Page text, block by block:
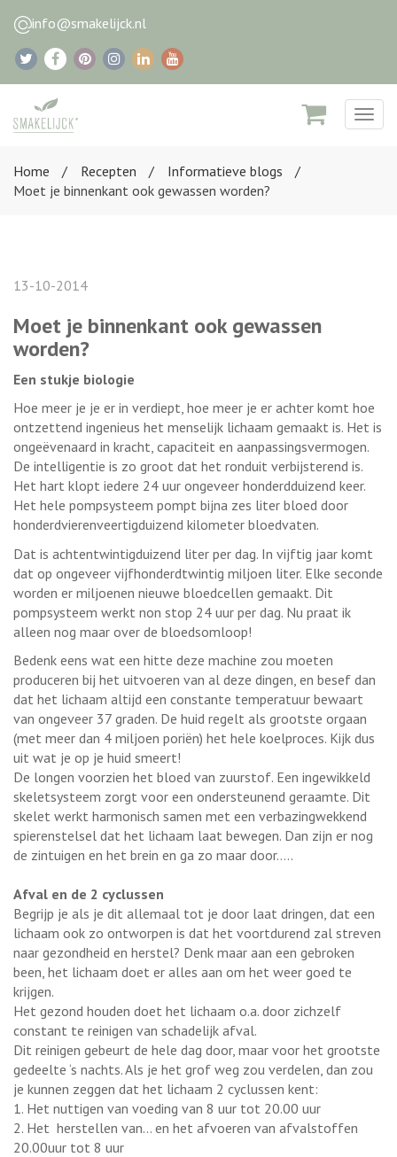
info@smakelijck.nl
Home
Recepten
Informatieve blogs
Moet je binnenkant ook gewassen worden?
13-10-2014
Moet je binnenkant ook gewassen
worden?
Een stukje biologie
Hoe meer je je er in verdiept, hoe meer je er achter komt hoe
ontzettend ingenieus het menselijk lichaam gemaakt is. Het is
ongeëvenaard in kracht, capaciteit en aanpassingsvermogen.
De intelligentie is zo groot dat het ronduit verbijsterend is.
Het hart klopt iedere 24 uur ongeveer honderdduizend keer.
Het hele pompsysteem pompt bijna zes liter bloed door
honderdvierenveertigduizend kilometer bloedvaten.
Dat is achtentwintigduizend liter per dag. In vijftig jaar komt
dat op ongeveer vijfhonderdtwintig miljoen liter. Elke seconde
worden er miljoenen nieuwe bloedcellen gemaakt. Dit
pompsysteem werkt non stop 24 uur per dag. Nu praat ik
alleen nog maar over de bloedsomloop!
Bedenk eens wat een hitte deze machine zou moeten
produceren bij het uitvoeren van al deze dingen, en besef dan
dat het lichaam altijd een constante temperatuur bewaart
van ongeveer 37 graden. De huid regelt als grootste orgaan
(met meer dan 4 miljoen poriën) het hele koelproces. Kijk dus
uit wat je op je huid smeert!
De longen voorzien het bloed van zuurstof. Een ingewikkeld
skeletsysteem zorgt voor een ondersteunend geraamte. Dit
skelet werkt harmonisch samen met een verbazingwekkend
spierenstelsel dat het lichaam laat bewegen. Dan zijn er nog
de zintuigen en het brein en ga zo maar door…..
Afval en de 2 cyclussen
Begrijp je als je dit allemaal tot je door laat dringen, dat een
lichaam ook zo ontworpen is dat het voortdurend zal streven
naar gezondheid en herstel? Denk maar aan een gebroken
been, het lichaam doet er alles aan om het weer goed te
krijgen.
Het gezond houden doet het lichaam o.a. door zichzelf
constant te reinigen van schadelijk afval.
Dit reinigen gebeurt de hele dag door, maar voor het grootste
gedeelte ‘s nachts. Als je het grof weg zou verdelen, dan zou
je kunnen zeggen dat het lichaam 2 cyclussen kent:
1. Het nuttigen van voeding van 8 uur tot 20.00 uur
2. Het herstellen van… en het afvoeren van afvalstoffen
20.00uur tot 8 uur